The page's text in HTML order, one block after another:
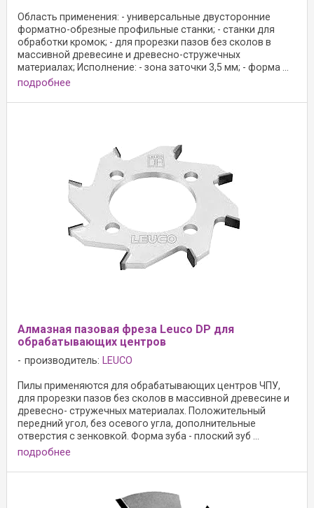
Область применения: - универсальные двусторонние
форматно-обрезные профильные станки; - станки для
обработки кромок; - для прорезки пазов без сколов в
массивной древесине и древесно-стружечных
материалах; Исполнение: - зона заточки 3,5 мм; - форма ...
подробнее
Алмазная пазовая фреза Leuco DP для
обрабатывающих центров
производитель: LEUCO
Пилы применяются для обрабатывающих центров ЧПУ,
для прорезки пазов без сколов в массивной древесине и
древесно- стружечных материалах. Положительный
передний угол, без осевого угла, дополнительные
отверстия с зенковкой. Форма зуба - плоский зуб ...
подробнее